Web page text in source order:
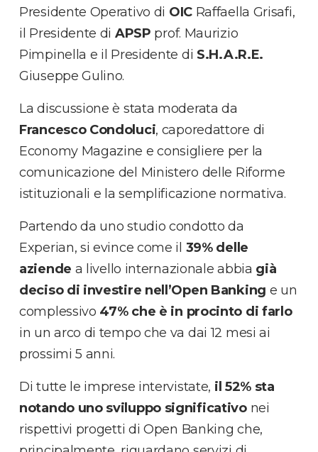
Presidente Operativo di OICRaffaella Grisafi,
il Presidente di APSP prof. Maurizio
Pimpinella e il Presidente di S.H.A.R.E.
Giuseppe Gulino.
La discussione è stata moderata da
Francesco Condoluci, caporedattore di
Economy Magazine e consigliere per la
comunicazione del Ministero delle Riforme
istituzionali e la semplificazione normativa.
Partendo da uno studio condotto da
Experian, si evince come il 39% delle
aziende a livello internazionale abbia già
deciso di investire nell’Open Banking e un
complessivo 47% che è in procinto di farlo
in un arco di tempo che va dai 12 mesi ai
prossimi 5 anni.
Di tutte le imprese intervistate, il 52% sta
notando uno sviluppo significativo nei
rispettivi progetti di Open Banking che,